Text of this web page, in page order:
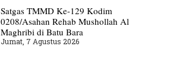
Satgas TMMD Ke-129 Kodim
0208/Asahan Rehab Mushollah Al
Maghribi di Batu Bara
Jumat, 7 Agustus 2026